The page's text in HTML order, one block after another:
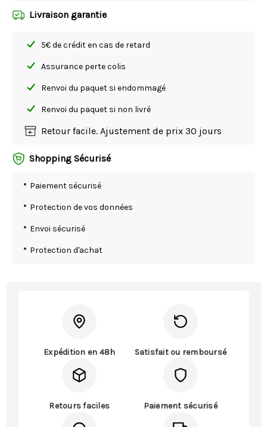
Livraison garantie
5€ de crédit en cas de retard
Assurance perte colis
Renvoi du paquet si endommagé
Renvoi du paquet si non livré
Retour facile. Ajustement de prix 30 jours
Shopping Sécurisé
Paiement sécurisé
Protection de vos données
Envoi sécurisé
Protection d'achat
Expédition en 48h Satisfait ou remboursé
Retours faciles Paiement sécurisé